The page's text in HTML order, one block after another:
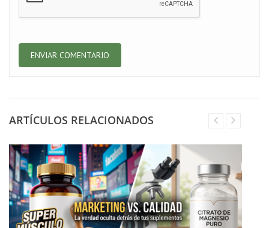
ARTÍCULOS RELACIONADOS